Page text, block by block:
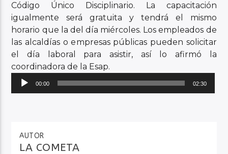
Código Único Disciplinario. La capacitación
igualmente será gratuita y tendrá el mismo
horario que la del día miércoles. Los empleados de
las alcaldías o empresas públicas pueden solicitar
el día laboral para asistir, así lo afirmó la
coordinadora de la Esap.
Reproductor
00:00 02:30
AUTOR
LA COMETA